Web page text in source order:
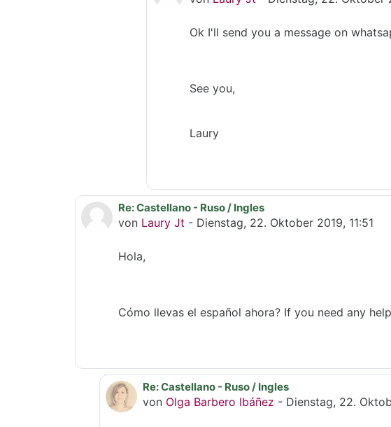
Ok I'll send you a message on
See you,
Laury
Als Antwort auf Daria Tomilova
Re: Castellano - Ruso / Ingles
von Laury Jt - Dienstag, 22. Oktober 2019, 11:51
Hola,
Cómo llevas el español ahora? If you need any
Als Antwort auf Laury Jt
Re: Castellano - Ruso / Ingles
von Olga Barbero Ibáñez - Dienstag, 22.